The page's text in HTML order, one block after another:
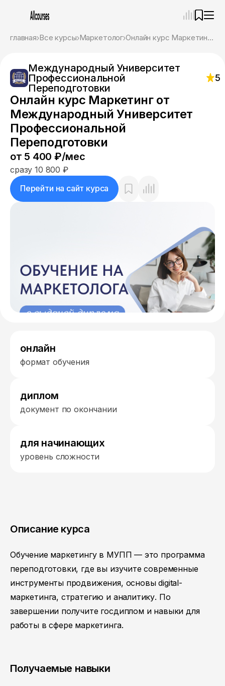
главная Все курсы Маркетолог Онлайн курс Маркетинг от Международный Университет Профессиональной Переподготовки
Международный Университет
Профессиональной
Переподготовки
5
Онлайн курс Маркетинг от
Международный Университет
Профессиональной
Переподготовки
от 5 400 ₽/мес
сразу 10 800 ₽
Перейти на сайт курса
онлайн
формат обучения
диплом
документ по окончании
для начинающих
уровень сложности
Описание курса
Обучение маркетингу в МУПП — это программа
переподготовки, где вы изучите современные
инструменты продвижения, основы digital-
маркетинга, стратегию и аналитику. По
завершении получите госдиплом и навыки для
работы в сфере маркетинга.
Получаемые навыки
Привет! Я Ваш карьерный навигатор. Подберу
курсы, которые соответствует именно вашим
целям.
Пожалуйста, ответьте на несколько вопросов,
чтобы начать.
Приступим?